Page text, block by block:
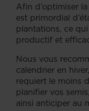
Afin d’optimiser
est primordial
plantations, ce
productif et
Nous vous
calendrier en
requiert le moins
planifier vos
ainsi anticiper au